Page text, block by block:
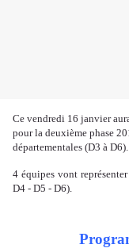
Ce vendredi 16 janvier
pour la deuxième phase
départementales (D3 à D6).
4 équipes vont
D4 - D5 - D6).